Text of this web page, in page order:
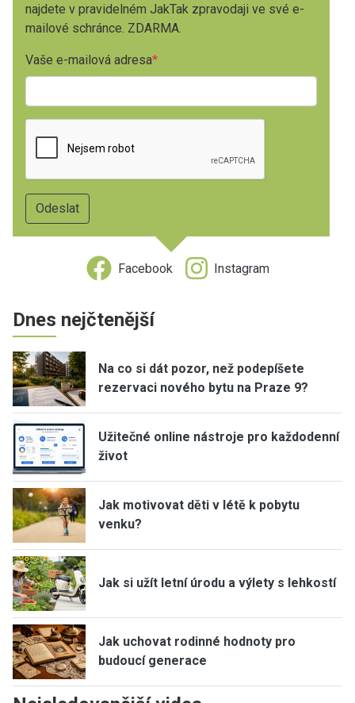
najdete v pravidelném JakTak zpravodaji ve své e-
mailové schránce. ZDARMA.
Vaše e-mailová adresa
Facebook Instagram
Dnes nejčtenější
Na co si dát pozor, než podepíšete
rezervaci nového bytu na Praze 9?
Užitečné online nástroje pro každodenní
život
Jak motivovat děti v létě k pobytu
venku?
Jak si užít letní úrodu a výlety s lehkostí
Jak uchovat rodinné hodnoty pro
budoucí generace